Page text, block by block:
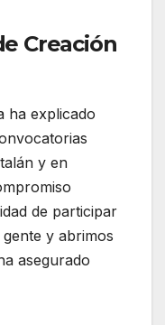
Creación
ha explicado
y en
de participar
y abrimos
asegurado